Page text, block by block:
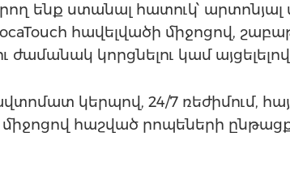
ենք ստանալ հատուկ՝
հավելվածի միջոցով,
ժամանակ կորցնելու կամ
կերպով, 24/7 ռեժիմում,
միջոցով հաշված րոպեների